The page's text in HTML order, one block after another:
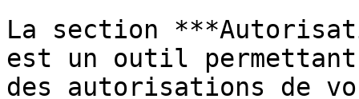
La section
est un outil permettant
des autorisations de